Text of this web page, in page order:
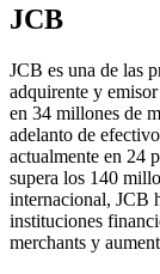
JCB
JCB es una de las
adquirente y
en 34 millones de
adelanto de
actualmente en 24
supera los 140
internacional, JCB
instituciones
merchants y